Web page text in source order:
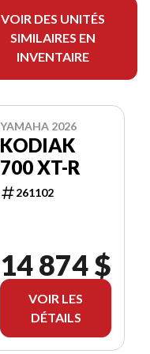
VOIR DES UNITÉS
SIMILAIRES EN
INVENTAIRE
YAMAHA 2026
KODIAK
700 XT-R
261102
14 874 $
VOIR LES
DÉTAILS